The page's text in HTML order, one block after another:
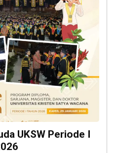
UKSW Periode I